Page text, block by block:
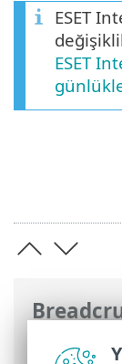
ESET
ESET
ESET